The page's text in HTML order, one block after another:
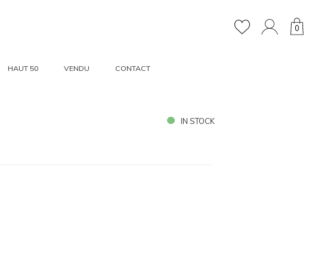
0
HAUT 50 VENDU CONTACT
IN STOCK